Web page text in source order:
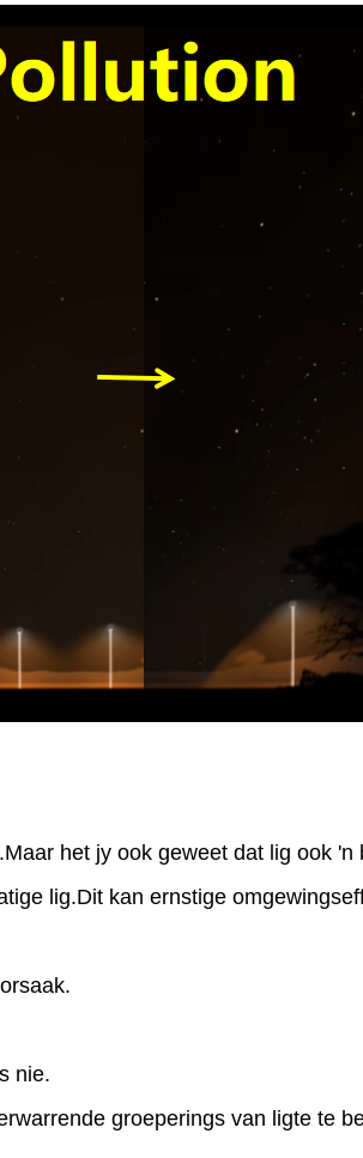
het jy ook geweet dat lig ook 'n
lig.Dit kan ernstige
nie.
groeperings van ligte te